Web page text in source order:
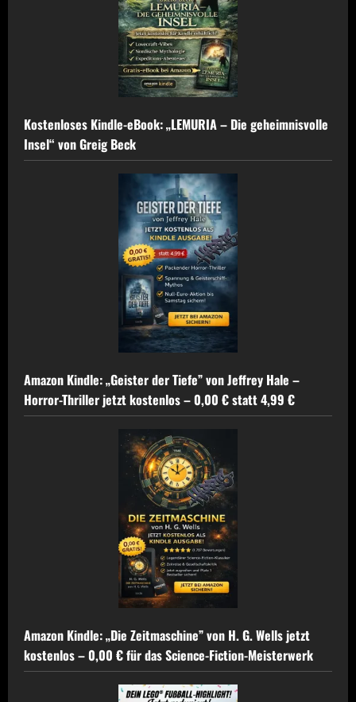
Kostenloses Kindle-eBook: „LEMURIA – Die geheimnisvolle
Insel“ von Greig Beck
Amazon Kindle: „Geister der Tiefe” von Jeffrey Hale –
Horror-Thriller jetzt kostenlos – 0,00 € statt 4,99 €
Amazon Kindle: „Die Zeitmaschine” von H. G. Wells jetzt
kostenlos – 0,00 € für das Science-Fiction-Meisterwerk